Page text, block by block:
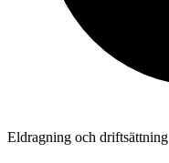
Eldragning och driftsättning